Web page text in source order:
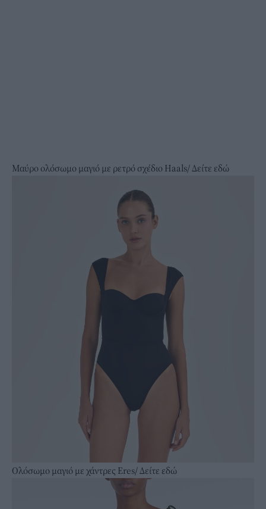
Μαύρο ολόσωμο μαγιό με ρετρό σχέδιο Haals/Δείτε εδώ
Ολόσωμο μαγιό με χάντρες Eres/ Δείτε εδώ